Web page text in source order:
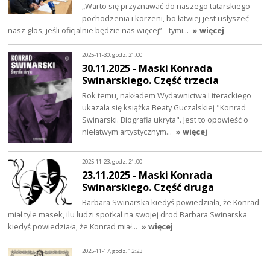
„Warto się przyznawać do naszego tatarskiego
pochodzenia i korzeni, bo łatwiej jest usłyszeć
nasz głos, jeśli oficjalnie będzie nas więcej” – tymi… » więcej
2025-11-30, godz. 21:00
30.11.2025 - Maski Konrada
Swinarskiego. Część trzecia
Rok temu, nakładem Wydawnictwa Literackiego
ukazała się książka Beaty Guczalskiej "Konrad
Swinarski. Biografia ukryta". Jest to opowieść o
niełatwym artystycznym… » więcej
2025-11-23, godz. 21:00
23.11.2025 - Maski Konrada
Swinarskiego. Część druga
Barbara Swinarska kiedyś powiedziała, że Konrad
miał tyle masek, ilu ludzi spotkał na swojej drod Barbara Swinarska
kiedyś powiedziała, że Konrad miał… » więcej
2025-11-17, godz. 12:23